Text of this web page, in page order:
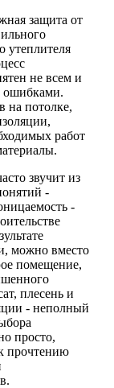
защита от
утеплителя
не всем и
ошибками.
на потолке,
работ
звучит из
-
-
можно вместо
помещение,
плесень и
- неполный
просто,
прочтению